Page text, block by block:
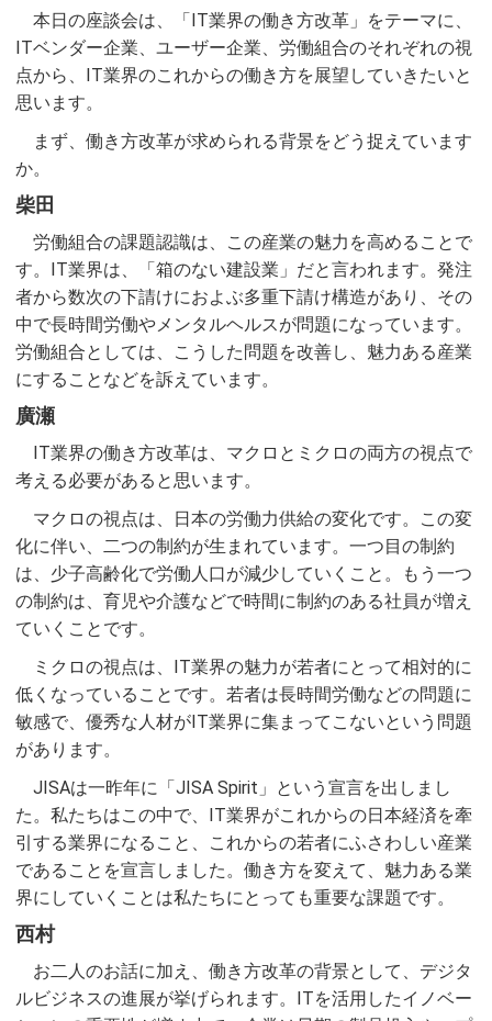
本日の座談会は、「IT業界の働き方改革」をテーマに、
ITベンダー企業、ユーザー企業、労働組合のそれぞれの視
点から、IT業界のこれからの働き方を展望していきたいと
思います。
まず、働き方改革が求められる背景をどう捉えています
か。
柴田
労働組合の課題認識は、この産業の魅力を高めることで
す。IT業界は、「箱のない建設業」だと言われます。発注
者から数次の下請けにおよぶ多重下請け構造があり、その
中で長時間労働やメンタルヘルスが問題になっています。
労働組合としては、こうした問題を改善し、魅力ある産業
にすることなどを訴えています。
廣瀬
IT業界の働き方改革は、マクロとミクロの両方の視点で
考える必要があると思います。
マクロの視点は、日本の労働力供給の変化です。この変
化に伴い、二つの制約が生まれています。一つ目の制約
は、少子高齢化で労働人口が減少していくこと。もう一つ
の制約は、育児や介護などで時間に制約のある社員が増え
ていくことです。
ミクロの視点は、IT業界の魅力が若者にとって相対的に
低くなっていることです。若者は長時間労働などの問題に
敏感で、優秀な人材がIT業界に集まってこないという問題
があります。
JISAは一昨年に「JISA Spirit」という宣言を出しまし
た。私たちはこの中で、IT業界がこれからの日本経済を牽
引する業界になること、これからの若者にふさわしい産業
であることを宣言しました。働き方を変えて、魅力ある業
界にしていくことは私たちにとっても重要な課題です。
西村
お二人のお話に加え、働き方改革の背景として、デジタ
ルビジネスの進展が挙げられます。ITを活用したイノベー